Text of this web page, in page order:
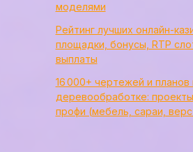
моделями
Рейтинг лучших онлайн-
площадки, бонусы, RTP
выплаты
16 000+ чертежей и планов
деревообработке:
профи (мебель, сараи,